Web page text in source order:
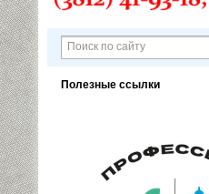
Полезные ссылки